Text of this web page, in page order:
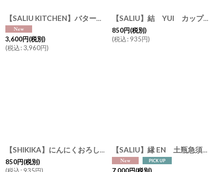
【SALIU KITCHEN】バターケース 日本製 海外規格 200g 250g 磁器 食洗機OK
3,600円(税別)
(税込: 3,960円)
【SALIU】結 YUI カップ小 白 灰 浅葱 墨 130ml 美濃焼 湯のみ 日本製
850円(税別)
(税込: 935円)
【SHIKIKA】にんにくおろし 暮らしの小道具 にんにく 擦りおろし 白 磁器 美濃焼 日本製SALLIU
850円(税別)
【SALIU】縁 EN 土瓶急須 600ml 日本製 美濃焼 ( 白・黒・灰 )